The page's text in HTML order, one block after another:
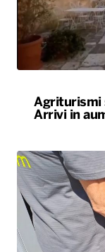
Agriturismi
Arrivi in